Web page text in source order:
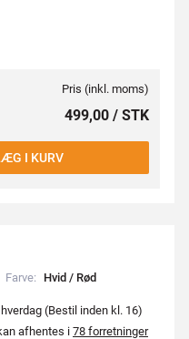
Pris (inkl. moms)
499,00 / STK
I KURV
Farve: Hvid / Rød
(Bestil inden kl. 16)
afhentes i 78 forretninger